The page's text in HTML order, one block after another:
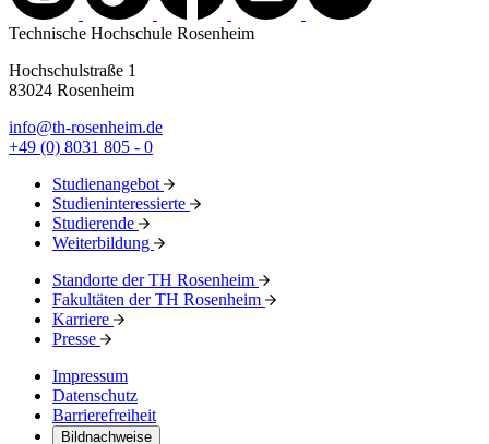
Technische Hochschule Rosenheim
Hochschulstraße 1
83024 Rosenheim
info@th-rosenheim.de
+49 (0) 8031 805 - 0
Studienangebot
Studieninteressierte
Studierende
Weiterbildung
Standorte der TH Rosenheim
Fakultäten der TH Rosenheim
Karriere
Presse
Impressum
Datenschutz
Barrierefreiheit
Bildnachweise